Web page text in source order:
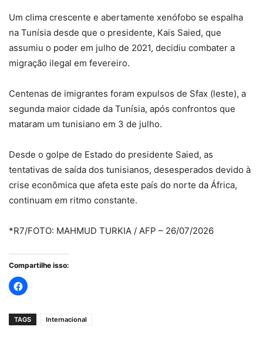
Um clima crescente e abertamente xenófobo se espalha
na Tunísia desde que o presidente, Kais Saied, que
assumiu o poder em julho de 2021, decidiu combater a
migração ilegal em fevereiro.
Centenas de imigrantes foram expulsos de Sfax (leste), a
segunda maior cidade da Tunísia, após confrontos que
mataram um tunisiano em 3 de julho.
Desde o golpe de Estado do presidente Saied, as
tentativas de saída dos tunisianos, desesperados devido à
crise econômica que afeta este país do norte da África,
continuam em ritmo constante.
*R7/FOTO: MAHMUD TURKIA / AFP – 26/07/2026
Compartilhe isso:
TAGS Internacional